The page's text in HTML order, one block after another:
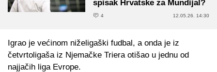
spisak Hrvatske za Mundijal?
4 12.05.26. 14:30
Igrao je većinom niželigaški fudbal, a onda je iz
četvrtoligaša iz Njemačke Triera otišao u jednu od
najjačih liga Evrope.